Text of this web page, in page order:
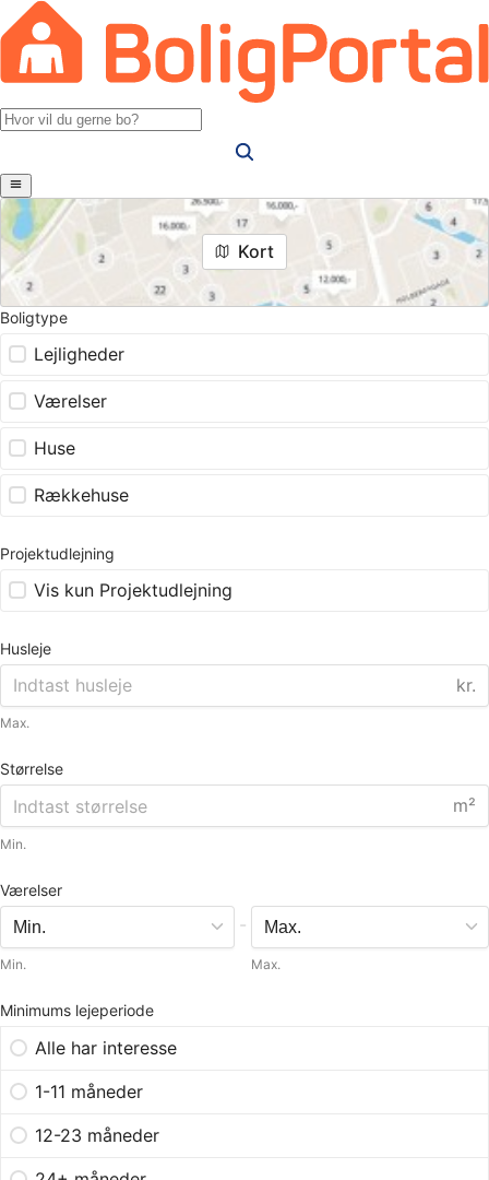
Kort
Boligtype
Lejligheder
Værelser
Huse
Rækkehuse
Projektudlejning
Vis kun Projektudlejning
Husleje
kr.
Max.
Størrelse
m²
Min.
Værelser
Min.
-
Max.
Minimums lejeperiode
Alle har interesse
1-11 måneder
12-23 måneder